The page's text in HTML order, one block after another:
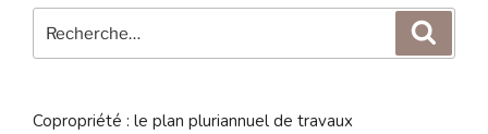
pour
Copropriété : le plan pluriannuel de travaux